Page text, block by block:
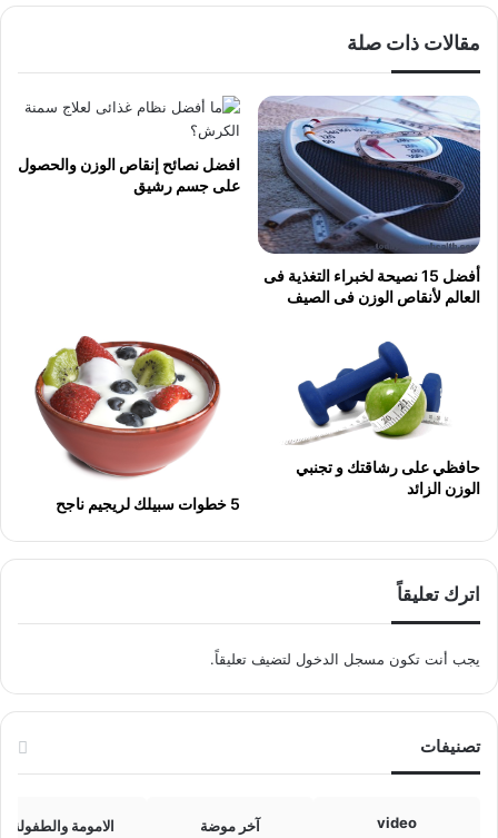
مقالات ذات صلة
أفضل 15 نصيحة لخبراء التغذية فى
العالم لأنقاص الوزن فى الصيف
افضل نصائح إنقاص الوزن والحصول
على جسم رشيق
حافظي على رشاقتك و تجنبي
الوزن الزائد
5 خطوات سبيلك لريجيم ناجح
اترك تعليقاً
يجب أنت تكون مسجل الدخول لتضيف تعليقاً.
تصنيفات
video آخر موضة الامومة والطفولة